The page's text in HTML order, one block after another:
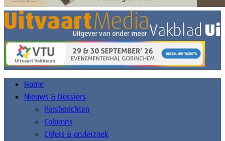
Home
Nieuws & Dossiers
Persberichten
Columns
Cijfers & onderzoek